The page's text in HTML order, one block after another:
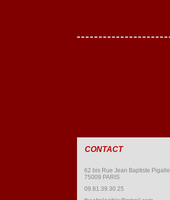
CONTACT
62 bis Rue Jean Baptiste Pigalle
75009 PARIS
09.81.39.30.25